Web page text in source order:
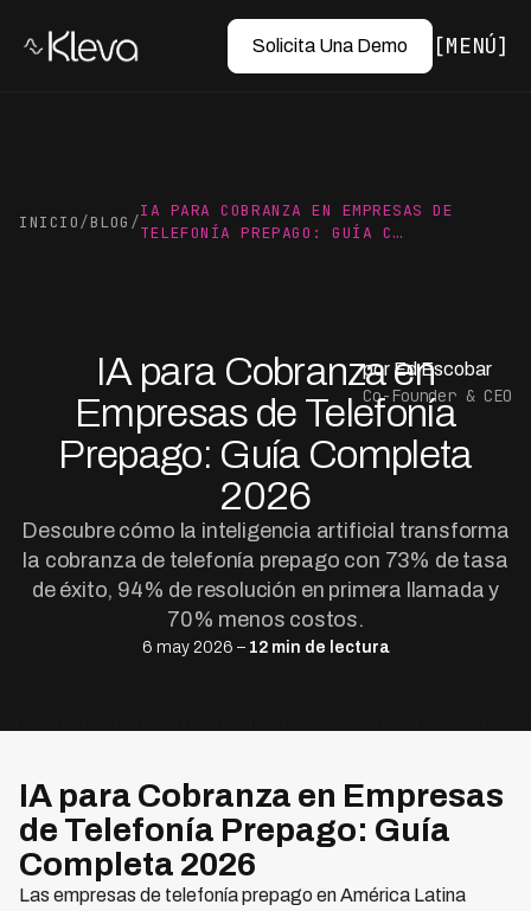
Solicita Una Demo MENÚ
INICIO/BLOG /
IA PARA COBRANZA EN EMPRESAS DE
TELEFONÍA PREPAGO: GUÍA C…
IA para Cobranza en
Empresas de Telefonía
Prepago: Guía Completa
2026
Descubre cómo la inteligencia artificial transforma
la cobranza de telefonía prepago con 73% de tasa
de éxito, 94% de resolución en primera llamada y
70% menos costos.
6 may 2026 – 12 min de lectura
por Ed Escobar
Co-Founder & CEO
IA para Cobranza en Empresas
de Telefonía Prepago: Guía
Completa 2026
Las empresas de telefonía prepago en América Latina